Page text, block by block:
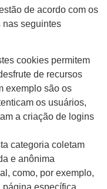
de acordo com os
nas seguintes
cookies permitem
de recursos
exemplo são os
os usuários,
a criação de logins
categoria coletam
e anônima
como, por exemplo,
página específica,